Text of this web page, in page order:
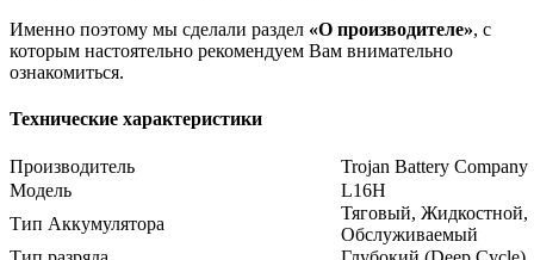
Именно поэтому мы сделали раздел «О производителе», с
которым настоятельно рекомендуем Вам внимательно
ознакомиться.
Технические характеристики
Производитель
Trojan Battery Company
Модель
L16H
Тип Аккумулятора
Тяговый, Жидкостной,
Обслуживаемый